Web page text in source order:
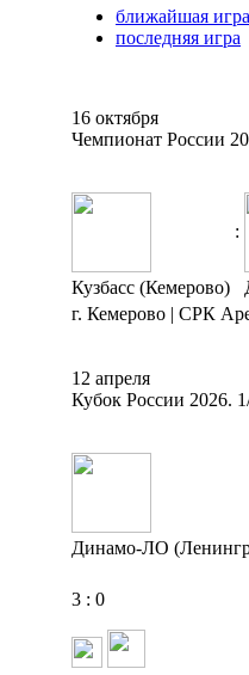
ближайшая игра
последняя игра
16 октября
Чемпионат России
:
Кузбасс (Кемерово)
г. Кемерово | СРК
12 апреля
Кубок России 2026.
Динамо-ЛО
3 : 0